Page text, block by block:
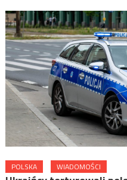
POLSKA WIADOMOŚCI